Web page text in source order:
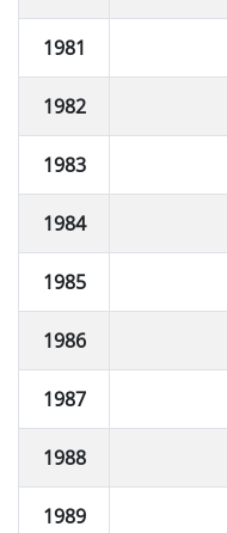
1981
1982
1983
1984
1985
1986
1987
1988
1989